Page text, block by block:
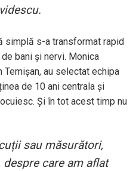
simplă s-a transformat rapid
bani și nervi. Monica
Temișan, au selectat echipa
de 10 ani centrala și
Și în tot acest timp nu
sau măsurători,
care am aflat